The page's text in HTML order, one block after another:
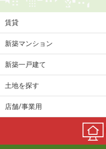
賃貸
新築マンション
新築一戸建て
土地を探す
店舗/事業用